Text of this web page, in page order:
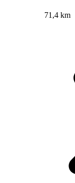
71,4 km